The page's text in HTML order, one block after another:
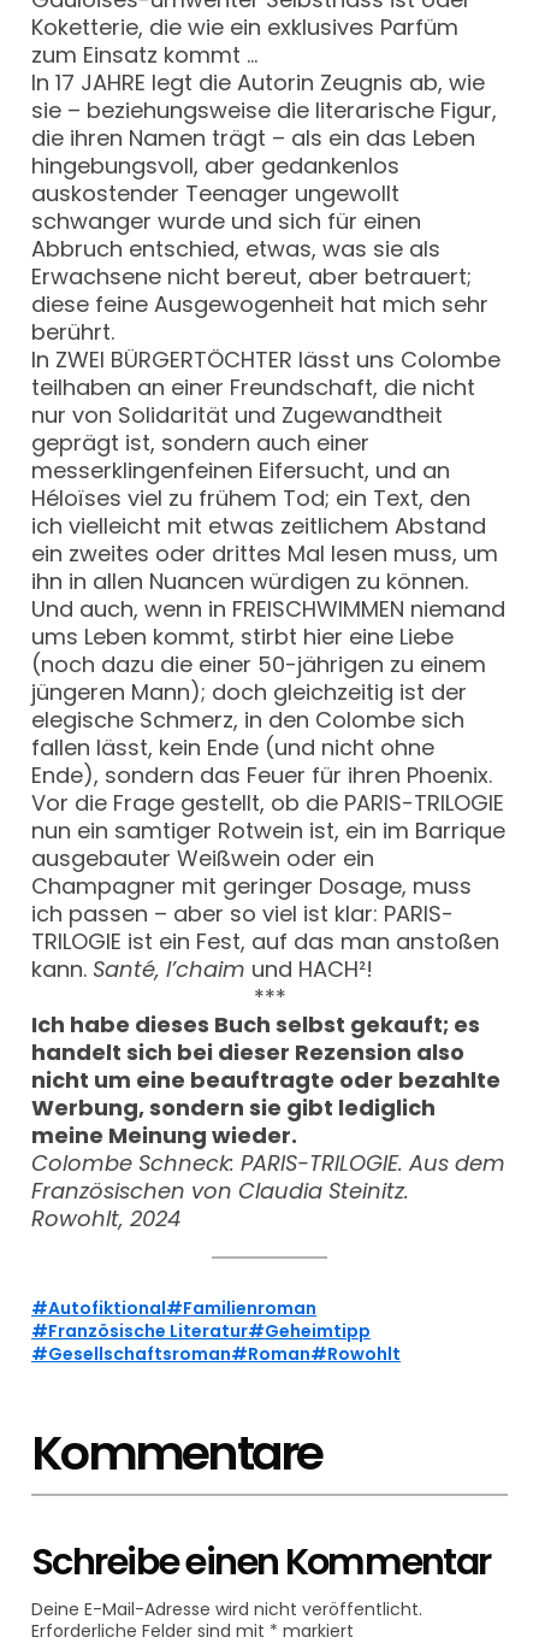
Koketterie, die wie ein exklusives Parfüm
zum Einsatz kommt …
In 17 JAHRE legt die Autorin Zeugnis ab, wie
sie – beziehungsweise die literarische Figur,
die ihren Namen trägt – als ein das Leben
hingebungsvoll, aber gedankenlos
auskostender Teenager ungewollt
schwanger wurde und sich für einen
Abbruch entschied, etwas, was sie als
Erwachsene nicht bereut, aber betrauert;
diese feine Ausgewogenheit hat mich sehr
berührt.
In ZWEI BÜRGERTÖCHTER lässt uns Colombe
teilhaben an einer Freundschaft, die nicht
nur von Solidarität und Zugewandtheit
geprägt ist, sondern auch einer
messerklingenfeinen Eifersucht, und an
Héloïses viel zu frühem Tod; ein Text, den
ich vielleicht mit etwas zeitlichem Abstand
ein zweites oder drittes Mal lesen muss, um
ihn in allen Nuancen würdigen zu können.
Und auch, wenn in FREISCHWIMMEN niemand
ums Leben kommt, stirbt hier eine Liebe
(noch dazu die einer 50-jährigen zu einem
jüngeren Mann); doch gleichzeitig ist der
elegische Schmerz, in den Colombe sich
fallen lässt, kein Ende (und nicht ohne
Ende), sondern das Feuer für ihren Phoenix.
Vor die Frage gestellt, ob die PARIS-TRILOGIE
nun ein samtiger Rotwein ist, ein im Barrique
ausgebauter Weißwein oder ein
Champagner mit geringer Dosage, muss
ich passen – aber so viel ist klar: PARIS-
TRILOGIE ist ein Fest, auf das man anstoßen
kann. Santé, l’chaim und HACH²!
***
Ich habe dieses Buch selbst gekauft; es
handelt sich bei dieser Rezension also
nicht um eine beauftragte oder bezahlte
Werbung, sondern sie gibt lediglich
meine Meinung wieder.
Colombe Schneck: PARIS-TRILOGIE. Aus dem
Französischen von Claudia Steinitz.
Rowohlt, 2024
Autofiktional
Familienroman
Französische Literatur
Geheimtipp
Gesellschaftsroman
Roman Rowohlt
Kommentare
Schreibe einen Kommentar
Deine E-Mail-Adresse wird nicht veröffentlicht.
Erforderliche Felder sind mit * markiert